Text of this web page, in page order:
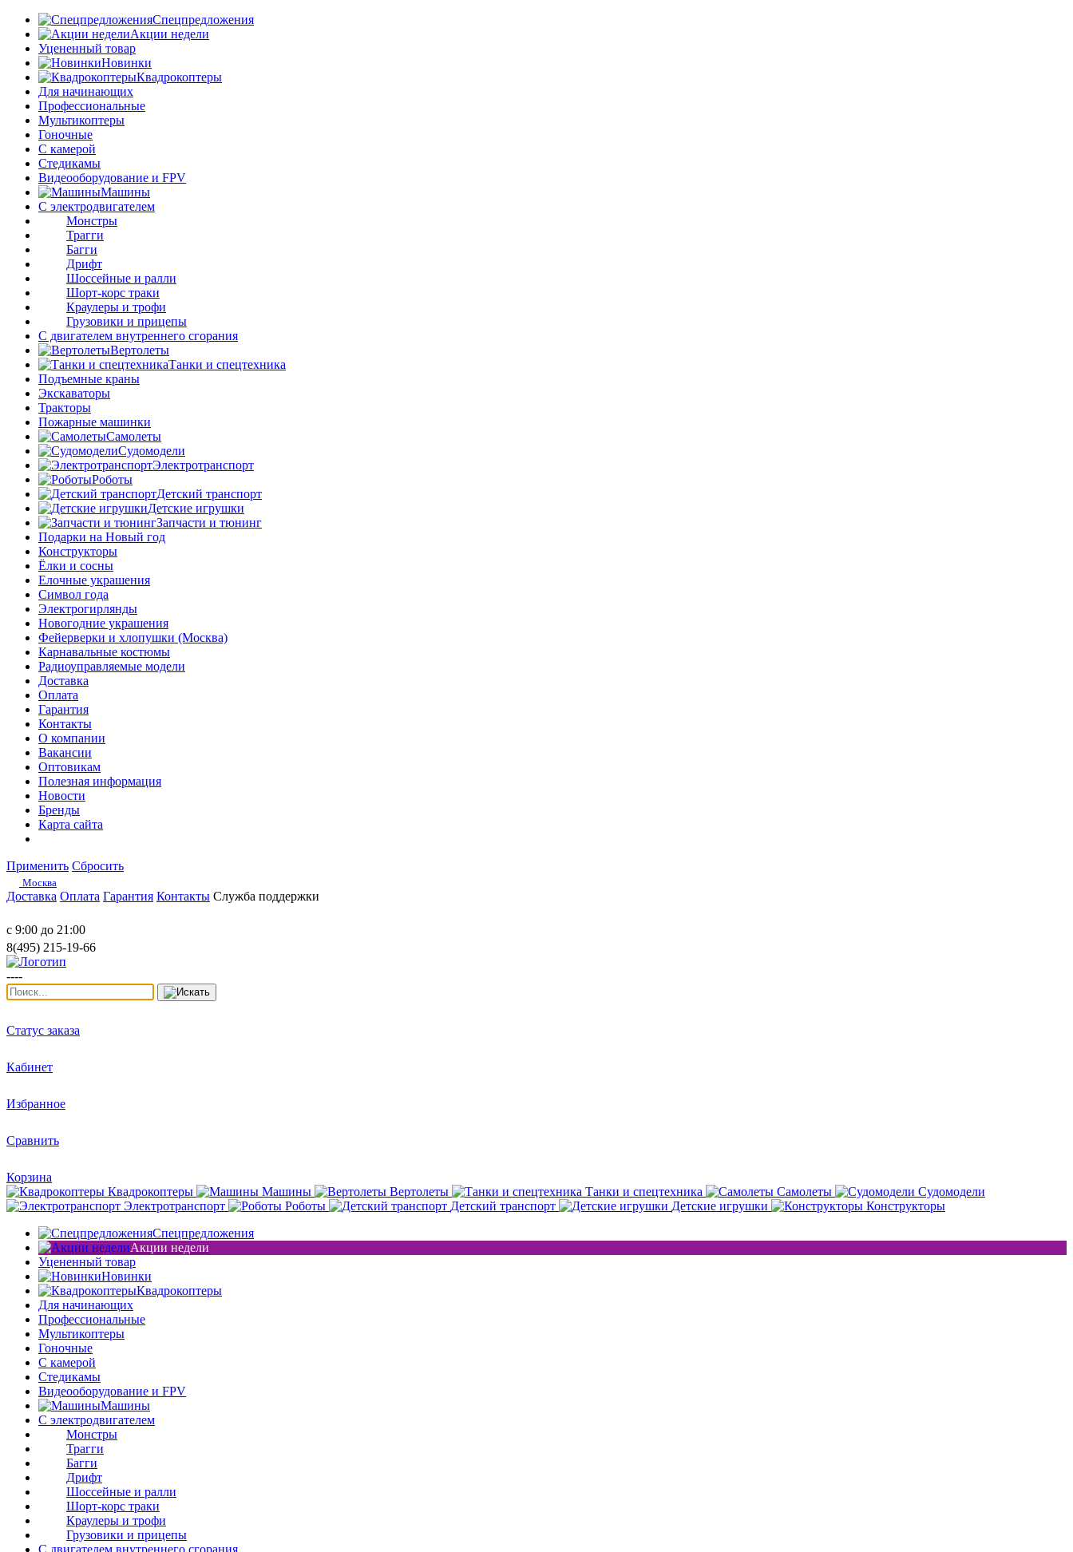
Спецпредложения
Акции недели
Уцененный товар
Новинки
Квадрокоптеры
Для начинающих
Профессиональные
Мультикоптеры
Гоночные
C камерой
Стедикамы
Видеооборудование и FPV
Машины
С электродвигателем
Монстры
Трагги
Багги
Дрифт
Шоссейные и ралли
Шорт-корс траки
Краулеры и трофи
Грузовики и прицепы
С двигателем внутреннего сгорания
Вертолеты
Танки и спецтехника
Подъемные краны
Экскаваторы
Тракторы
Пожарные машинки
Самолеты
Судомодели
Электротранспорт
Роботы
Детский транспорт
Детские игрушки
Запчасти и тюнинг
Подарки на Новый год
Конструкторы
Ёлки и сосны
Елочные украшения
Символ года
Электрогирлянды
Новогодние украшения
Фейерверки и хлопушки (Москва)
Карнавальные костюмы
Радиоуправляемые модели
Доставка
Оплата
Гарантия
Контакты
О компании
Вакансии
Оптовикам
Полезная информация
Новости
Бренды
Карта сайта
Применить Сбросить
Москва
Доставка Оплата Гарантия Контакты Служба поддержки
с 9:00 до 21:00
8(495) 215-19-66
----
Статус заказа
Кабинет
Избранное
Сравнить
Корзина
Квадрокоптеры
Машины Вертолеты Танки и спецтехника Самолеты
Судомодели
Электротранспорт
Роботы Детский транспорт Детские игрушки
Конструкторы
Спецпредложения
Акции недели
Уцененный товар
Новинки
Квадрокоптеры
Для начинающих
Профессиональные
Мультикоптеры
Гоночные
C камерой
Стедикамы
Видеооборудование и FPV
Машины
С электродвигателем
Монстры
Трагги
Багги
Дрифт
Шоссейные и ралли
Шорт-корс траки
Краулеры и трофи
Грузовики и прицепы
С двигателем внутреннего сгорания